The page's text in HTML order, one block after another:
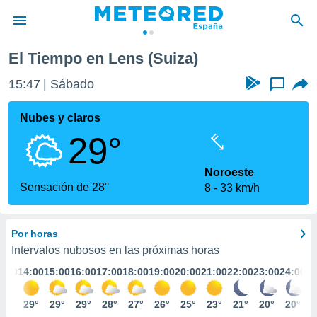
de
por
que se
calidad.
a este
las
y
forma
digital
basada
El Tiempo en Lens (Suiza)
15:47 Sábado ...
Nubes y claros
29°
Sensación de 28°
Noroeste
8
33 km/h
Por horas
Intervalos nubosos en las próximas horas
14:00
29°
15:00
29°
16:00
29°
17:00
28°
18:00
27°
19:00
26°
20:00
25°
21:00
23°
22:00
21°
23:00
20°
24:00
20°